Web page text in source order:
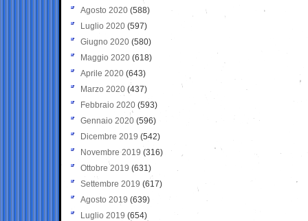
Agosto 2020 (588)
Luglio 2020 (597)
Giugno 2020 (580)
Maggio 2020 (618)
Aprile 2020 (643)
Marzo 2020 (437)
Febbraio 2020 (593)
Gennaio 2020 (596)
Dicembre 2019 (542)
Novembre 2019 (316)
Ottobre 2019 (631)
Settembre 2019 (617)
Agosto 2019 (639)
Luglio 2019 (654)